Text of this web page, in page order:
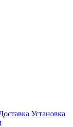
Установка